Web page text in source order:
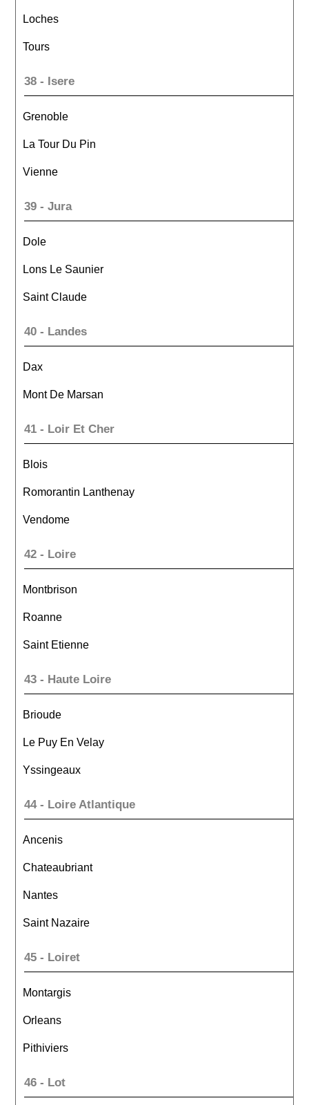
Loches
Tours
38 - Isere
Grenoble
La Tour Du Pin
Vienne
39 - Jura
Dole
Lons Le Saunier
Saint Claude
40 - Landes
Dax
Mont De Marsan
41 - Loir Et Cher
Blois
Romorantin Lanthenay
Vendome
42 - Loire
Montbrison
Roanne
Saint Etienne
43 - Haute Loire
Brioude
Le Puy En Velay
Yssingeaux
44 - Loire Atlantique
Ancenis
Chateaubriant
Nantes
Saint Nazaire
45 - Loiret
Montargis
Orleans
Pithiviers
46 - Lot